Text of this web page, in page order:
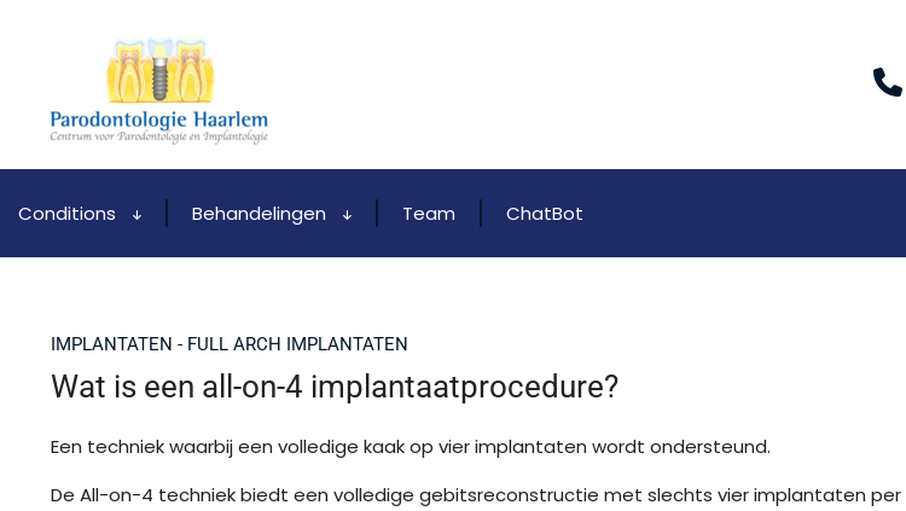
Conditions Behandelingen Team ChatBot
IMPLANTATEN - FULL ARCH IMPLANTATEN
Wat is een all-on-4 implantaatprocedure?
Een techniek waarbij een volledige kaak op vier implantaten wordt ondersteund.
De All-on-4 techniek biedt een volledige gebitsreconstructie met slechts vier implantaten